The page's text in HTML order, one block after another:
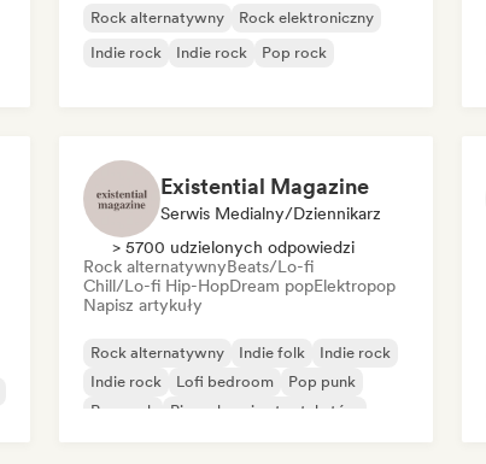
Rock alternatywny
Rock elektroniczny
Indie rock
Indie rock Pop rock
Existential Magazine
Serwis Medialny/Dziennikarz
> 5700 udzielonych odpowiedzi
Rock alternatywnyBeats/Lo-fi
Chill/Lo-fi Hip-HopDream popElektropop
Napisz artykuły
Rock alternatywny Indie folk
Indie rock
Indie rock
Lofi bedroom
Pop punk
Pop rock
Piosenkarz i autor tekstów